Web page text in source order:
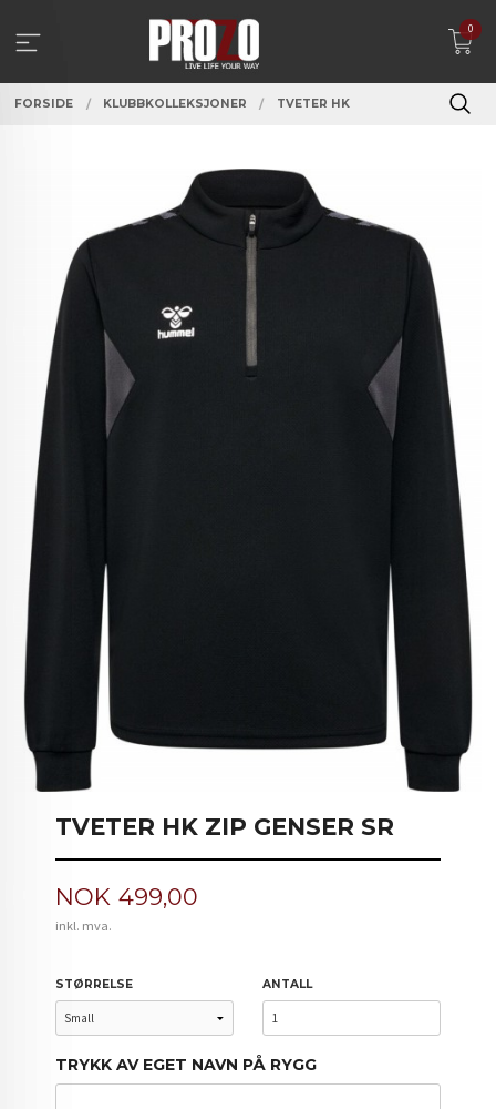
innholdet
0
FORSIDE KLUBBKOLLEKSJONER TVETER HK
TVETER HK ZIP GENSER SR
Pris
NOK 499,00
inkl. mva.
STØRRELSE ANTALL
TRYKK AV EGET NAVN PÅ RYGG